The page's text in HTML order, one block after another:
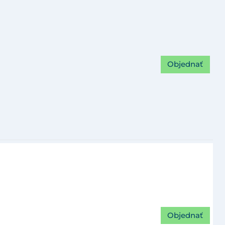
Objednať
Objednať